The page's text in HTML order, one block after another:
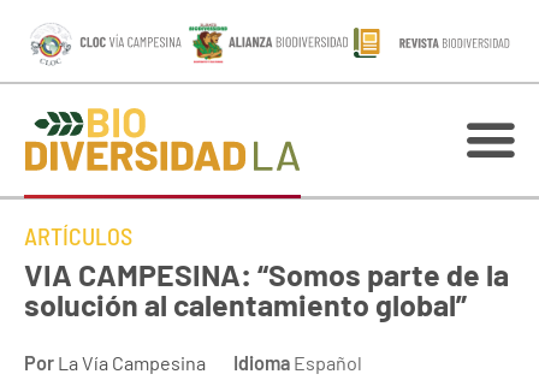
ARTÍCULOS
VIA CAMPESINA: “Somos parte de la
solución al calentamiento global”
Por La Vía Campesina Idioma Español